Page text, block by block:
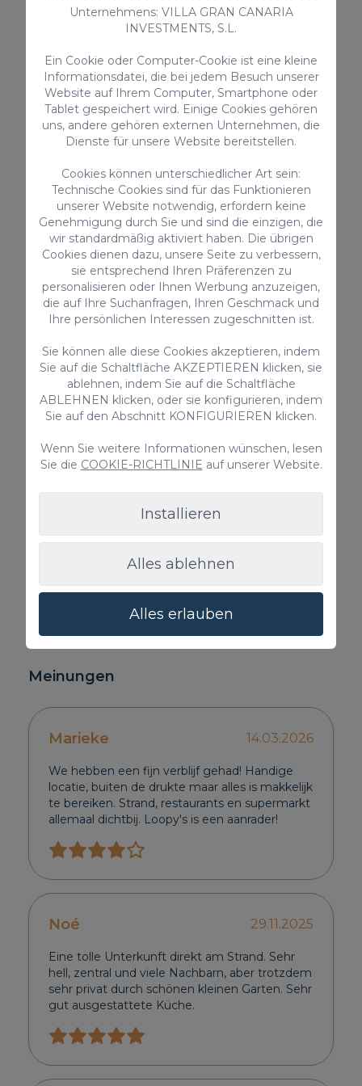
Liegestühle
> ALLES ANSEHEN
Privat Ankunftstransfer 1-4
Gäste
52€ / Reservierung
Privat
Gäste
52€ /
Meinungen
Marieke 14.03.2026
We hebben een fijn verblijf gehad! Handige
locatie, buiten de drukte maar alles is makkelijk
te bereiken. Strand, restaurants en supermarkt
allemaal dichtbij. Loopy's is een aanrader!
Noé 29.11.2025
Eine tolle Unterkunft direkt am Strand. Sehr
hell, zentral und viele Nachbarn, aber trotzdem
sehr privat durch schönen kleinen Garten. Sehr
gut ausgestattete Küche.
Unternehmens: VILLA GRAN CANARIA
INVESTMENTS, S.L.
Ein Cookie oder Computer-Cookie ist eine kleine
Informationsdatei, die bei jedem Besuch unserer
Website auf Ihrem Computer, Smartphone oder
Tablet gespeichert wird. Einige Cookies gehören
uns, andere gehören externen Unternehmen, die
Dienste für unsere Website bereitstellen.
Cookies können unterschiedlicher Art sein:
Technische Cookies sind für das Funktionieren
unserer Website notwendig, erfordern keine
Genehmigung durch Sie und sind die einzigen, die
wir standardmäßig aktiviert haben. Die übrigen
Cookies dienen dazu, unsere Seite zu verbessern,
sie entsprechend Ihren Präferenzen zu
personalisieren oder Ihnen Werbung anzuzeigen,
die auf Ihre Suchanfragen, Ihren Geschmack und
Ihre persönlichen Interessen zugeschnitten ist.
Sie können alle diese Cookies akzeptieren, indem
Sie auf die Schaltfläche AKZEPTIEREN klicken, sie
ablehnen, indem Sie auf die Schaltfläche
ABLEHNEN klicken, oder sie konfigurieren, indem
Sie auf den Abschnitt KONFIGURIEREN klicken.
Wenn Sie weitere Informationen wünschen, lesen
Sie die COOKIE-RICHTLINIE auf unserer Website.
Installieren
Alles ablehnen
Alles erlauben